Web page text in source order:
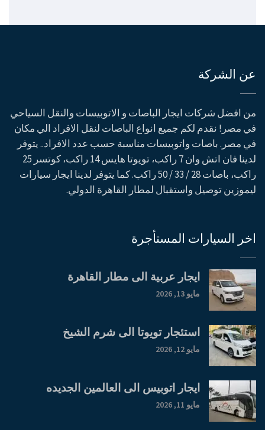
عن الشركة
من افضل شركات ايجار الباصات و الاتوبيسات والنقل السياحي
في مصر! نقدم لكم جميع انواع الباصات لنقل الافراد الي مكان
في مصر. باصات واتوبيسات مناسبة حسب عدد الافراد.. يتوفر
لدينا فان اتش وان 7 راكب، تويوتا هايس 14 راكب، كوتسر 25
راكب، باصات 28 / 33 / 50 راكب. كما يتوفر لدينا ايجار سيارات
ليموزين توصيل واستقبال لمطار القاهرة الدولي.
اخر السيارات المستأجرة
ايجار عربية الى مطار القاهرة
مايو 13, 2026
استئجار تويوتا الى شرم الشيخ
مايو 12, 2026
ايجار اتوبيس الى العالمين الجديده
مايو 11, 2026